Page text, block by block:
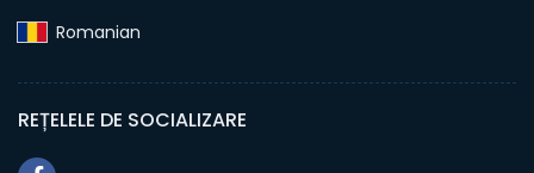
Romanian‎
REȚELELE DE SOCIALIZARE